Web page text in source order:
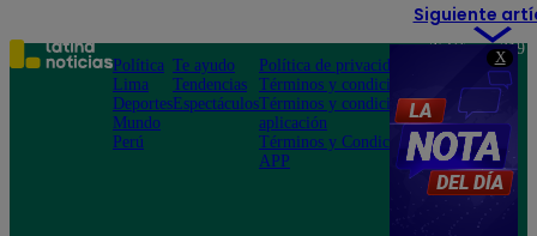
X
Siguiente
Política
Lima
Deportes
Mundo
Perú
Te ayudo
Tendencias
Espectáculos
Política de privacidad
Términos y condiciones
Términos y condiciones
aplicación
Términos y Condiciones
APP
Teléfono: 219
Av. San
Felipe 968
Jesús María